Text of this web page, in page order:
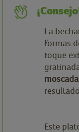
La
formas
toque
moscada
Este